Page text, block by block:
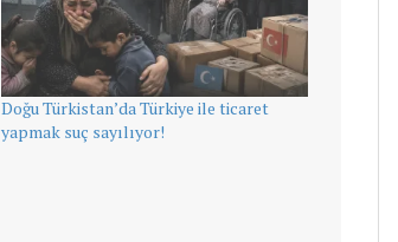
Doğu Türkistan’da Türkiye ile ticaret
yapmak suç sayılıyor!